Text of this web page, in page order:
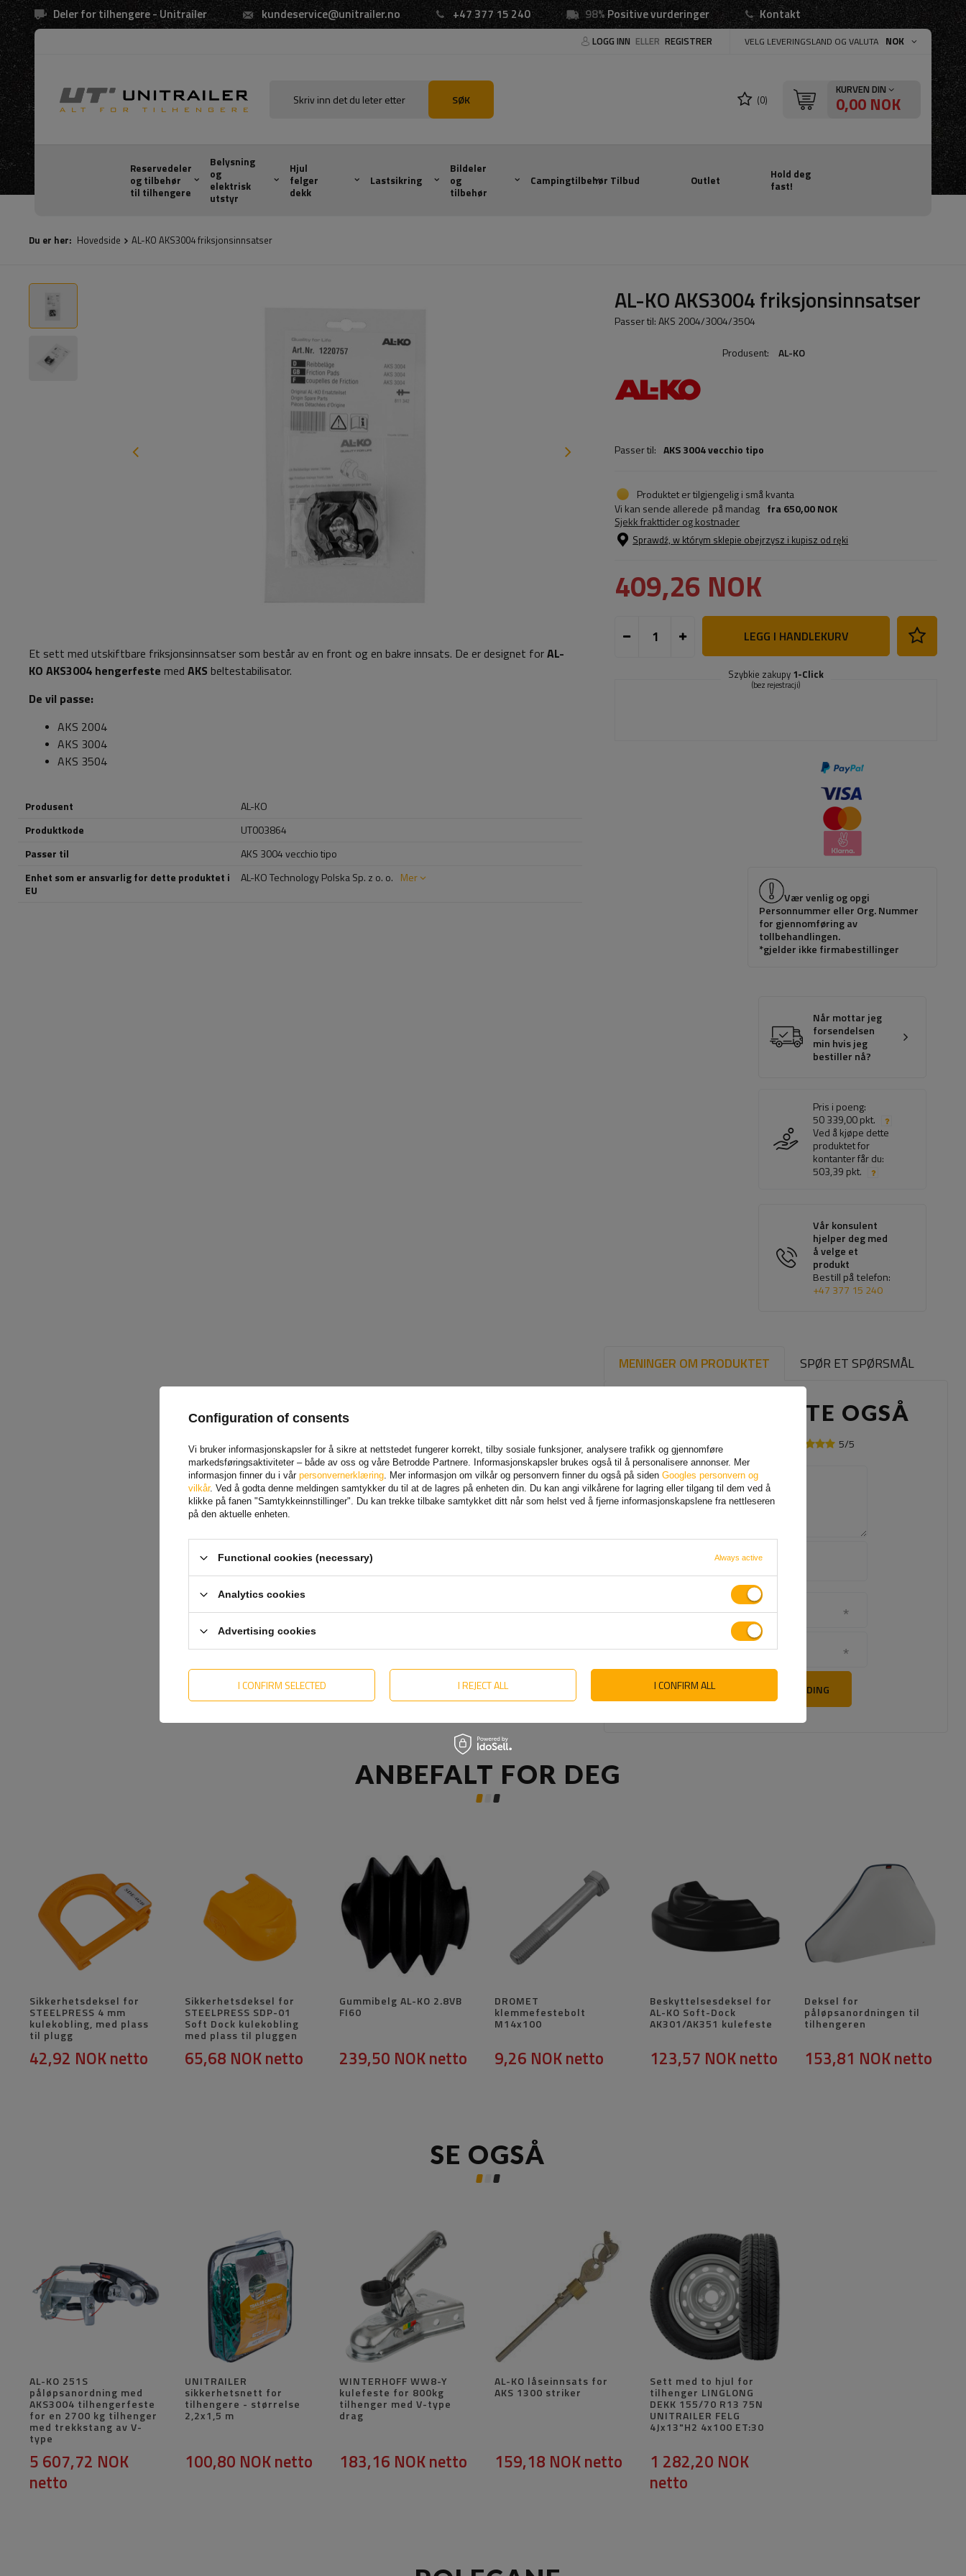
Deler for tilhengere - Unitrailer kundeservice@unitrailer.no +47 377 15 240 98%Positive vurderinger Kontakt
LOGG INN ELLER REGISTRER VELG LEVERINGSLAND OG VALUTA NOK
SØK (0)
KURVEN DIN
0,00 NOK
Reservedeler
og tilbehør
til tilhengere
Belysning
og
elektrisk
utstyr
Hjul
felger
dekk
Lastsikring
Bildeler
og
tilbehør
Campingtilbehør Tilbud Outlet
Hold deg
fast!
Du er her: Hovedside AL-KO AKS3004 friksjonsinnsatser
AL-KO AKS3004 friksjonsinnsatser
Passer til: AKS 2004/3004/3504
Produsent: AL-KO
Passer til: AKS 3004 vecchio tipo
Produktet er tilgjengelig i små kvanta
Vi kan sende allerede på mandag fra650,00 NOK
Sjekk frakttider og kostnader
Sprawdź, w którym sklepie obejrzysz i kupisz od ręki
409,26 NOK
LEGG I HANDLEKURV
Szybkie zakupy 1-Click
(bez rejestracji)
Vær venlig og opgi
Personnummer eller Org. Nummer
for gjennomføring av
tollbehandlingen.
*gjelder ikke firmabestillinger
Når mottar jeg
forsendelsen
min hvis jeg
bestiller nå?
Pris i poeng:
50 339,00 pkt.
Ved å kjøpe dette
produktet for
kontanter får du:
503,39 pkt.
Vår konsulent
hjelper deg med
å velge et
produkt
Bestill på telefon:
+47 377 15 240
MENINGER OM PRODUKTET SPØR ET SPØRSMÅL
ANDRE KJØPTE OGSÅ
5/5
Innholdet i din mening
eget
produktbilde:
Navnet ditt
Din epost
SEND TILBAKEMELDING
Et sett med utskiftbare friksjonsinnsatser som består av en front og en bakre innsats. De er designet forAL-
KO AKS3004 hengerfeste med AKS beltestabilisator.
De vil passe:
AKS 2004
AKS 3004
AKS 3504
Produsent
AL-KO
Produktkode
UT003864
Passer til
AKS 3004 vecchio tipo
Enhet som er ansvarlig for dette produktet i
EU
AL-KO Technology Polska Sp. z o. o. Mer
ANBEFALT FOR DEG
Sikkerhetsdeksel for
STEELPRESS 4 mm
kulekobling, med plass
til plugg
42,92 NOKnetto
Sikkerhetsdeksel for
STEELPRESS SDP-01
Soft Dock kulekobling
med plass til pluggen
65,68 NOKnetto
Gummibelg AL-KO 2.8VB
FI60
239,50 NOKnetto
DROMET
klemmefestebolt
M14x100
9,26 NOKnetto
Beskyttelsesdeksel for
AL-KO Soft-Dock
AK301/AK351 kulefeste
123,57 NOKnetto
Deksel for
påløpsanordningen til
tilhengeren
153,81 NOKnetto
SE OGSÅ
AL-KO 251S
påløpsanordning med
AKS3004 tilhengerfeste
for en 2700 kg tilhenger
med trekkstang av V-
type
5 607,72 NOK
netto
UNITRAILER
sikkerhetsnett for
tilhengere - størrelse
2,2x1,5 m
100,80 NOKnetto
WINTERHOFF WW8-Y
kulefeste for 800kg
tilhenger med V-type
drag
183,16 NOKnetto
AL-KO låseinnsats for
AKS 1300 striker
159,18 NOKnetto
Sett med to hjul for
tilhenger LINGLONG
DEKK 155/70 R13 75N
UNITRAILER FELG
4Jx13"H2 4x100 ET:30
1 282,20 NOK
netto
Configuration of consents
Vi bruker informasjonskapsler for å sikre at nettstedet fungerer korrekt, tilby sosiale funksjoner, analysere trafikk og gjennomføre
markedsføringsaktiviteter – både av oss og våre Betrodde Partnere. Informasjonskapsler brukes også til å personalisere annonser. Mer
informasjon finner du i vår personvernerklæring. Mer informasjon om vilkår og personvern finner du også på siden Googles personvern og
vilkår. Ved å godta denne meldingen samtykker du til at de lagres på enheten din. Du kan angi vilkårene for lagring eller tilgang til dem ved å
klikke på fanen "Samtykkeinnstillinger". Du kan trekke tilbake samtykket ditt når som helst ved å fjerne informasjonskapslene fra nettleseren
på den aktuelle enheten.
Functional cookies (necessary) Always active
Analytics cookies
Advertising cookies
I CONFIRM SELECTED I REJECT ALL I CONFIRM ALL